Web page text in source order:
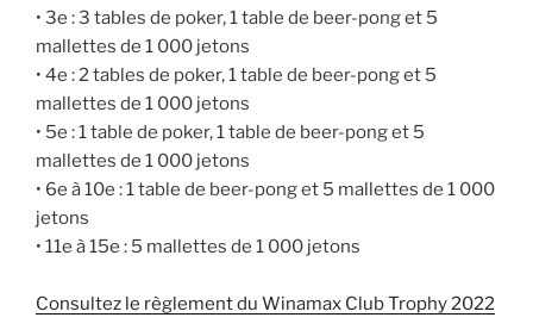
• 3e : 3 tables de poker, 1 table de beer-pong et 5
mallettes de 1 000 jetons
• 4e : 2 tables de poker, 1 table de beer-pong et 5
mallettes de 1 000 jetons
• 5e : 1 table de poker, 1 table de beer-pong et 5
mallettes de 1 000 jetons
• 6e à 10e : 1 table de beer-pong et 5 mallettes de 1 000
jetons
• 11e à 15e : 5 mallettes de 1 000 jetons
Consultez le règlement du Winamax Club Trophy 2022